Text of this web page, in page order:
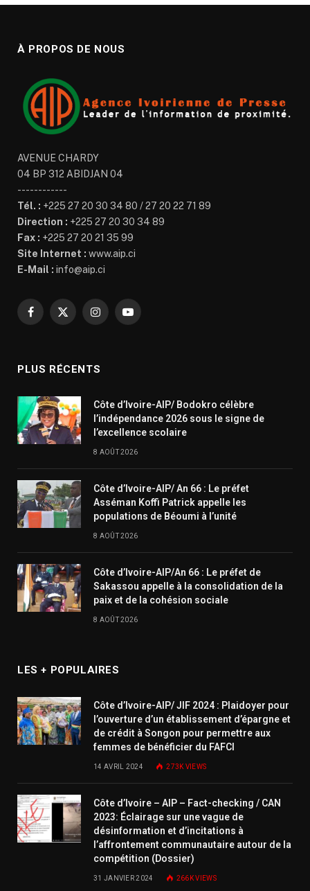
À PROPOS DE NOUS
AVENUE CHARDY
04 BP 312 ABIDJAN 04
------------
Tél. : +225 27 20 30 34 80 / 27 20 22 71 89
Direction : +225 27 20 30 34 89
Fax : +225 27 20 21 35 99
Site Internet : www.aip.ci
E-Mail : info@aip.ci
Facebook
X
InstagramYouTube
PLUS RÉCENTS
Côte d’Ivoire-AIP/ Bodokro célèbre
l’indépendance 2026 sous le signe de
l’excellence scolaire
8 AOÛT 2026
Côte d’Ivoire-AIP/ An 66 : Le préfet
Asséman Koffi Patrick appelle les
populations de Béoumi à l’unité
8 AOÛT 2026
Côte d’Ivoire-AIP/An 66 : Le préfet de
Sakassou appelle à la consolidation de la
paix et de la cohésion sociale
8 AOÛT 2026
LES + POPULAIRES
Côte d’Ivoire-AIP/ JIF 2024 : Plaidoyer pour
l’ouverture d’un établissement d’épargne et
de crédit à Songon pour permettre aux
femmes de bénéficier du FAFCI
14 AVRIL 2024 273K VIEWS
Côte d’Ivoire – AIP – Fact-checking / CAN
2023: Éclairage sur une vague de
désinformation et d’incitations à
l’affrontement communautaire autour de la
compétition (Dossier)
31 JANVIER 2024 266KVIEWS